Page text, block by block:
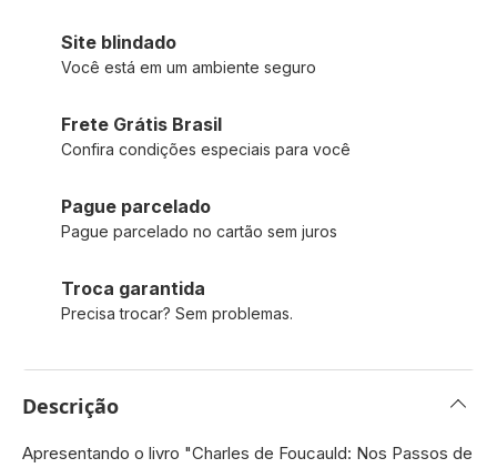
Site blindado
Você está em um ambiente seguro
Frete Grátis Brasil
Confira condições especiais para você
Pague parcelado
Pague parcelado no cartão sem juros
Troca garantida
Precisa trocar? Sem problemas.
Descrição
Apresentando o livro "Charles de Foucauld: Nos Passos de